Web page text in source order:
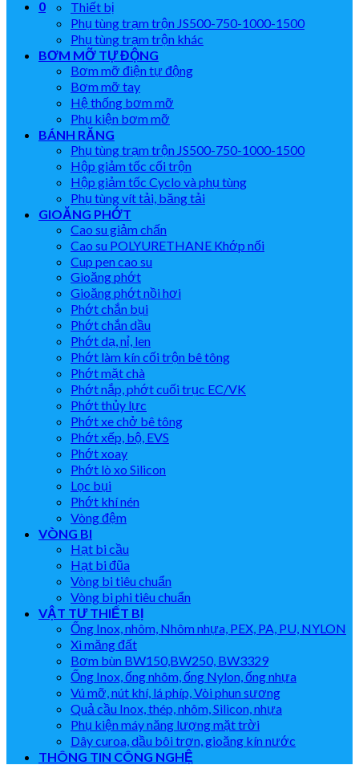
0
Thiết bị
Phụ tùng trạm trộn JS500-750-1000-1500
Phụ tùng trạm trộn khác
BƠM MỠ TỰ ĐỘNG
Bơm mỡ điện tự động
Bơm mỡ tay
Hệ thống bơm mỡ
Phụ kiện bơm mỡ
BÁNH RĂNG
Phụ tùng trạm trộn JS500-750-1000-1500
Hộp giảm tốc cối trộn
Hộp giảm tốc Cyclo và phụ tùng
Phụ tùng vít tải, băng tải
GIOĂNG PHỚT
Cao su giảm chấn
Cao su POLYURETHANE Khớp nối
Cup pen cao su
Gioăng phớt
Gioăng phớt nồi hơi
Phớt chắn bụi
Phớt chắn dầu
Phớt dạ, nỉ, len
Phớt làm kín cối trộn bê tông
Phớt mặt chà
Phớt nắp, phớt cuối trục EC/VK
Phớt thủy lực
Phớt xe chở bê tông
Phớt xếp, bộ, EVS
Phớt xoay
Phớt lò xo Silicon
Lọc bụi
Phớt khí nén
Vòng đệm
VÒNG BI
Hạt bi cầu
Hạt bi đũa
Vòng bi tiêu chuẩn
Vòng bi phi tiêu chuẩn
VẬT TƯ THIẾT BỊ
Ống Inox, nhôm, Nhôm nhựa, PEX, PA, PU, NYLON
Xi măng đất
Bơm bùn BW150,BW250, BW3329
Ống Inox, ống nhôm, ống Nylon, ống nhựa
Vú mỡ, nút khí, lá phíp, Vòi phun sương
Quả cầu Inox, thép, nhôm, Silicon, nhựa
Phụ kiện máy năng lượng mặt trời
Dây curoa, dầu bôi trơn, gioăng kín nước
THÔNG TIN CÔNG NGHỆ